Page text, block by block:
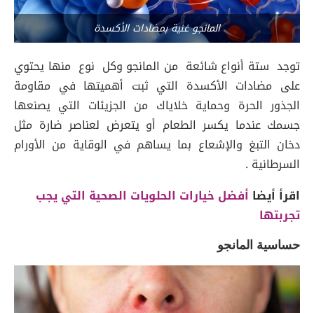
المانجو غنية بمضادات الأكسدة
توجد ستة أنواع شائعة من المانجو وكل نوع منها يحتوي
على مضادات الأكسدة التي ثبت أهميتها في مقاومة
الجذور الحرة وحماية خلاياك من الجزيئات التي يصنعها
جسمك عندما يكسر الطعام أو يتعرض لعناصر ضارة مثل
دخان التبغ والإشعاع بما يساهم في الوقاية من الأورام
السرطانية .
اقرأ أيضا أفضل خيارات الحلويات الصحية التي يجب
تجربتها
حساسية المانجو